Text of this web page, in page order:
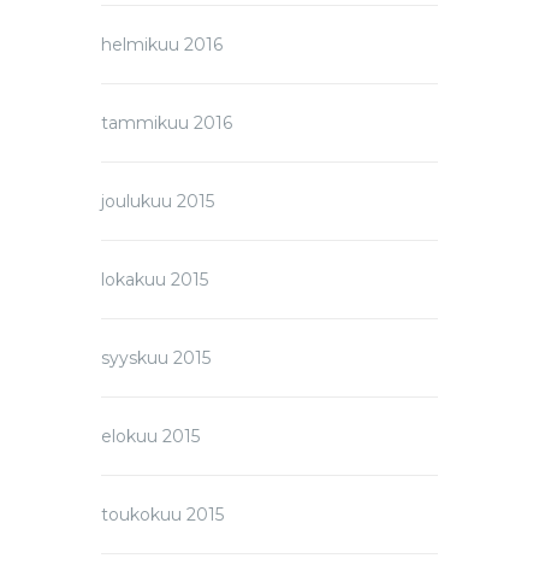
helmikuu 2016
tammikuu 2016
joulukuu 2015
lokakuu 2015
syyskuu 2015
elokuu 2015
toukokuu 2015